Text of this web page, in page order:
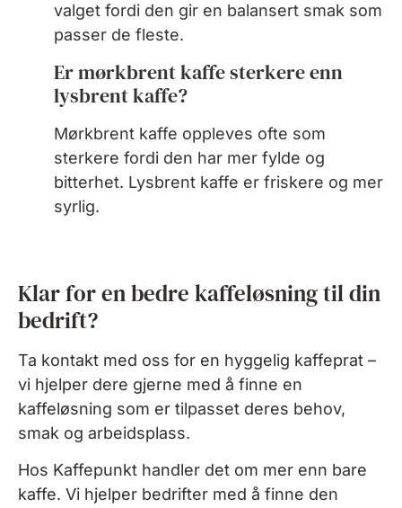
valget fordi den gir en balansert smak som
passer de fleste.
Er mørkbrent kaffe sterkere enn
lysbrent kaffe?
Mørkbrent kaffe oppleves ofte som
sterkere fordi den har mer fylde og
bitterhet. Lysbrent kaffe er friskere og mer
syrlig.
Klar for en bedre kaffeløsning til din
bedrift?
Ta kontakt med oss for en hyggelig kaffeprat –
vi hjelper dere gjerne med å finne en
kaffeløsning som er tilpasset deres behov,
smak og arbeidsplass.
Hos Kaffepunkt handler det om mer enn bare
kaffe. Vi hjelper bedrifter med å finne den